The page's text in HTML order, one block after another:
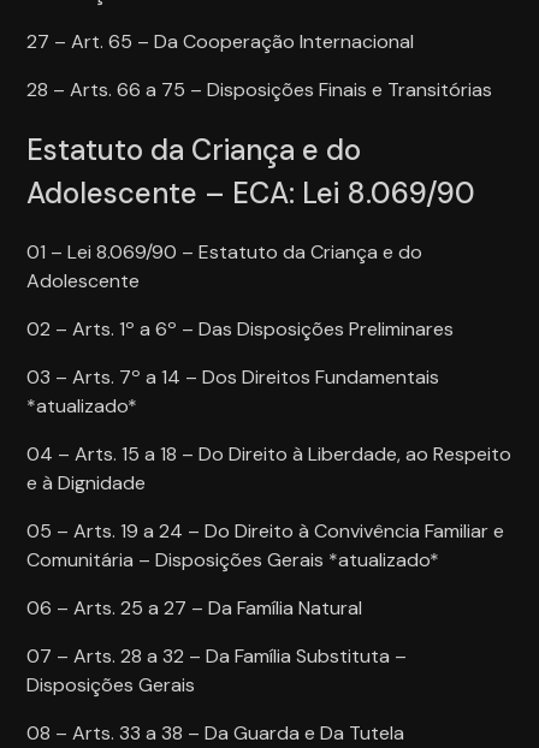
27 – Art. 65 – Da Cooperação Internacional
28 – Arts. 66 a 75 – Disposições Finais e Transitórias
Estatuto da Criança e do
Adolescente – ECA: Lei 8.069/90
01 – Lei 8.069/90 – Estatuto da Criança e do
Adolescente
02 – Arts. 1º a 6º – Das Disposições Preliminares
03 – Arts. 7º a 14 – Dos Direitos Fundamentais
*atualizado*
04 – Arts. 15 a 18 – Do Direito à Liberdade, ao Respeito
e à Dignidade
05 – Arts. 19 a 24 – Do Direito à Convivência Familiar e
Comunitária – Disposições Gerais *atualizado*
06 – Arts. 25 a 27 – Da Família Natural
07 – Arts. 28 a 32 – Da Família Substituta –
Disposições Gerais
08 – Arts. 33 a 38 – Da Guarda e Da Tutela